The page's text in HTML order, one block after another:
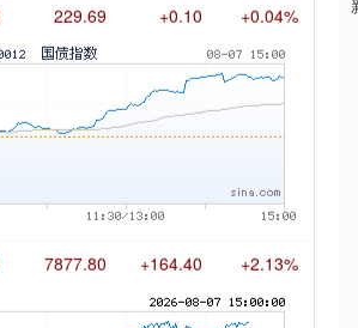
+0.10 +0.04%